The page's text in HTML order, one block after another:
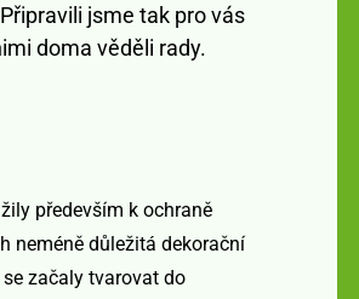
jsme tak pro vás
doma věděli rady.
především k ochraně
neméně důležitá dekorační
začaly tvarovat do